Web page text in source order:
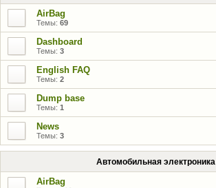
AirBag
Темы: 69
Dashboard
Темы: 3
English FAQ
Темы: 2
Dump base
Темы: 1
News
Темы: 3
Автомобильная электроника
AirBag